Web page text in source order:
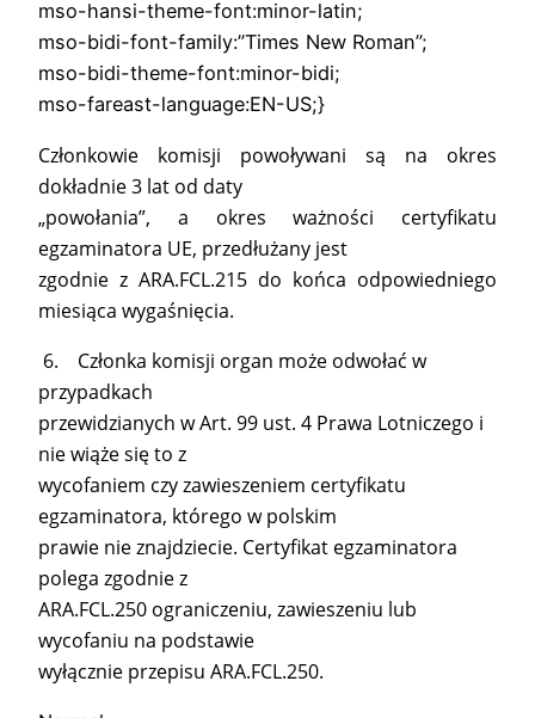
mso-hansi-theme-font:minor-latin;
mso-bidi-font-family:”Times New Roman”;
mso-bidi-theme-font:minor-bidi;
mso-fareast-language:EN-US;}
Członkowie komisji powoływani są na okres
dokładnie 3 lat od daty
„powołania”, a okres ważności certyfikatu
egzaminatora UE, przedłużany jest
zgodnie z ARA.FCL.215 do końca odpowiedniego
miesiąca wygaśnięcia.
6. Członka komisji organ może odwołać w
przypadkach
przewidzianych w Art. 99 ust. 4 Prawa Lotniczego i
nie wiąże się to z
wycofaniem czy zawieszeniem certyfikatu
egzaminatora, którego w polskim
prawie nie znajdziecie. Certyfikat egzaminatora
polega zgodnie z
ARA.FCL.250 ograniczeniu, zawieszeniu lub
wycofaniu na podstawie
wyłącznie przepisu ARA.FCL.250.